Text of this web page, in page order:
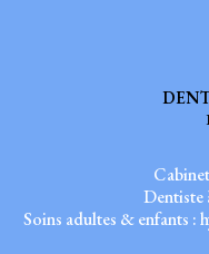
Dentiste
Soins adultes & enfants :